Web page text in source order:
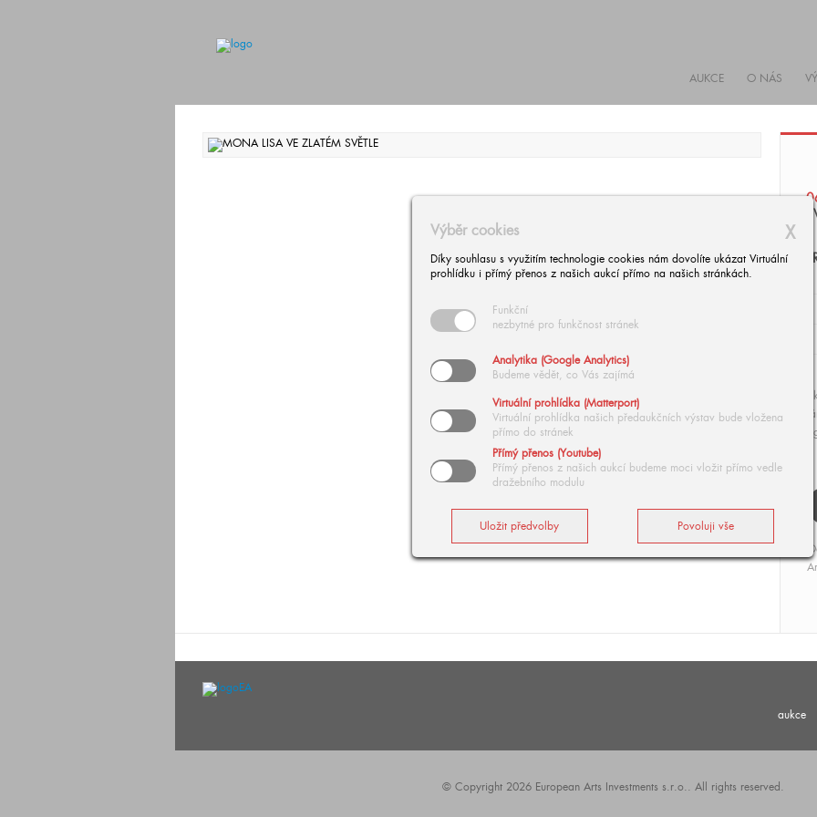
AUKCE O NÁS
X
Výběr cookies
Díky souhlasu s využitím technologie cookies nám dovolíte ukázat Virtuální
prohlídku i přímý přenos z našich aukcí přímo na našich stránkách.
Funkční
nezbytné pro funkčnost stránek
Analytika (Google Analytics)
Budeme vědět, co Vás zajímá
Virtuální prohlídka (Matterport)
Virtuální prohlídka našich předaukčních výstav bude vložena
přímo do stránek
Přímý přenos (Youtube)
Přímý přenos z našich aukcí budeme moci vložit přímo vedle
dražebního modulu
aukce
© Copyright 2026 European Arts Investments s.r.o.. All rights reserved.